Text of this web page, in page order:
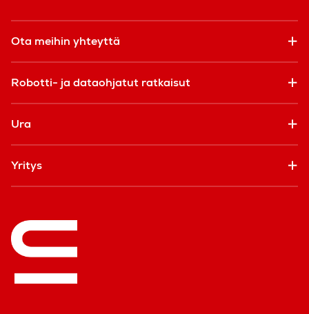
Ota meihin yhteyttä
Robotti- ja dataohjatut ratkaisut
Ura
Yritys